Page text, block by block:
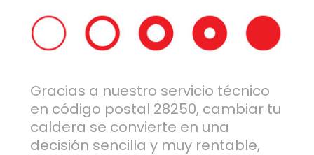
Gracias a nuestro servicio técnico
en código postal 28250, cambiar tu
caldera se convierte en una
decisión sencilla y muy rentable,